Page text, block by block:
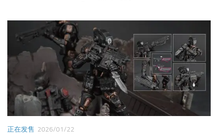
正在发售 2026/01/22